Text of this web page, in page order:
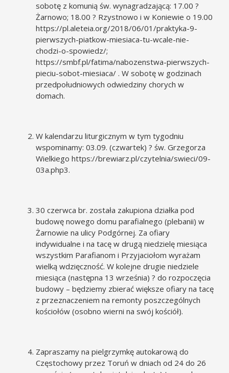
sobotę z komunią św. wynagradzającą: 17.00 ?
Żarnowo; 18.00 ? Rzystnowo i w Koniewie o 19.00
https://pl.aleteia.org/2018/06/01/praktyka-9-
pierwszych-piatkow-miesiaca-tu-wcale-nie-
chodzi-o-spowiedz/;
https://smbf.pl/fatima/nabozenstwa-pierwszych-
pieciu-sobot-miesiaca/ . W sobotę w godzinach
przedpołudniowych odwiedziny chorych w
domach.
W kalendarzu liturgicznym w tym tygodniu
wspominamy: 03.09. (czwartek) ? św. Grzegorza
Wielkiego https://brewiarz.pl/czytelnia/swieci/09-
03a.php3.
30 czerwca br. została zakupiona działka pod
budowę nowego domu parafialnego (plebanii) w
Żarnowie na ulicy Podgórnej. Za ofiary
indywidualne i na tacę w drugą niedzielę miesiąca
wszystkim Parafianom i Przyjaciołom wyrażam
wielką wdzięczność. W kolejne drugie niedziele
miesiąca (następna 13 września) ? do rozpoczęcia
budowy – będziemy zbierać większe ofiary na tacę
z przeznaczeniem na remonty poszczególnych
kościołów (osobno wierni na swój kościół).
Zapraszamy na pielgrzymkę autokarową do
Częstochowy przez Toruń w dniach od 24 do 26